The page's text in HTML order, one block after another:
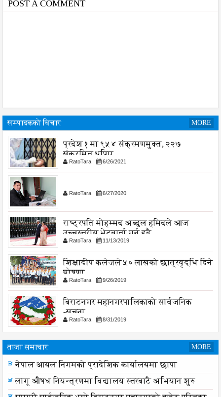
POST A COMMENT
सम्पादकको विचार MORE
प्रदेश १ मा ९५४ संक्रमणमुक्त, २२७
संक्रमित थपिए
RatoTara 6/26/2021
RatoTara 6/27/2020
राष्ट्रपति मोहम्मद अब्दुल हमिदले आज
उच्चस्तरीय भेटवार्ता गर्नु हुदै,
RatoTara 11/13/2019
शिक्षादीप कलेजले ५० लाखको छात्रवृद्धि दिने
घोषणा
RatoTara 9/26/2019
बिराटनगर महानगरपालिकाको सार्वजनिक
-सुचना
RatoTara 8/31/2019
ताजा समाचार MORE
नेपाल आयल निगमको प्रादेशिक कार्यालयमा छापा
लागू औषध नियन्त्रणमा विद्यालय स्तरबाटै अभियान शुरु